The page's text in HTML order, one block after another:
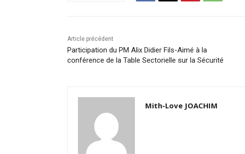
Article précédent
Participation du PM Alix Didier Fils-Aimé à la
conférence de la Table Sectorielle sur la Sécurité
Mith-Love JOACHIM